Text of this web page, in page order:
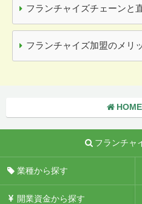
フランチャイズチェーンと
フランチャイズ加盟のメリ
フランチャ
業種から探す
開業資金から探す